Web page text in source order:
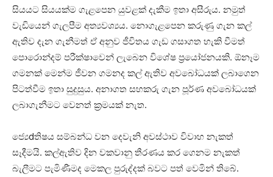
සියයට සියයක්‌ම ගැළපෙන යුවළක්‌ දැකීම ඉතා අසීරුය. නමුත්
වැඩියෙන් ගැලපීම අත්‍යවශ්‍යය. නොගැළපෙන කරුණු ගැන කල්
ඇතිව දැන ගැනීමත් ඒ අනුව ජීවිතය ගැඩ ගසාගත හැකි වීමත්
පොරොන්දම් පරීක්‌ෂාවෙන් ලැබෙන විශේෂ ප්‍රයෝජනයකි. ඕනෑම
ගමනක්‌ මෙන්ම ජීවන ගමනද කල් ඇතිව අවබෝධයක්‌ ලබාගෙන
පිටත්වීම ඉතා සුදුසුය. අනාගත සහකරු ගැන පූර්ණ අවබෝධයක්‌
ලබාගැනීමට වෙනත් ක්‍රමයක්‌ නැත.
ජ්‍යෙdතිෂය සම්බන්ධ වන දෙවැනි අවස්‌ථාව විවාහ නැකත්
සෑදීමයි. කල්ඇතිව දින වකවානු තීරණය කර ගෙනම නැකත්
බැලීමට පැමිණීමද මෙකල පුරුද්දක්‌ බවට පත් වෙමින් තිබේ.